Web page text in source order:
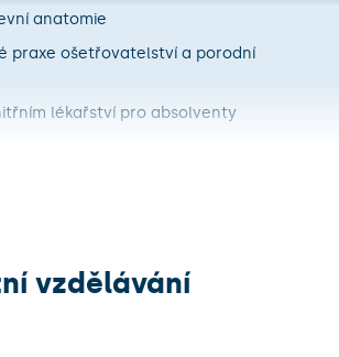
anatomie
praxe ošetřovatelství a porodní
lékařství pro absolventy
vzdělávání